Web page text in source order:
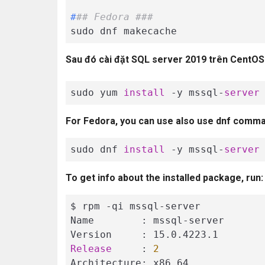
### Fedora ###
Sau đó cài đặt SQL server 2019 trên
sudo yum install -y mssql- server
For Fedora, you can use also use dnf
sudo dnf install -y mssql- server
To get info about the installed package, run:
$ rpm -qi mssql-server
Name        : mssql-server
Release
     :
2